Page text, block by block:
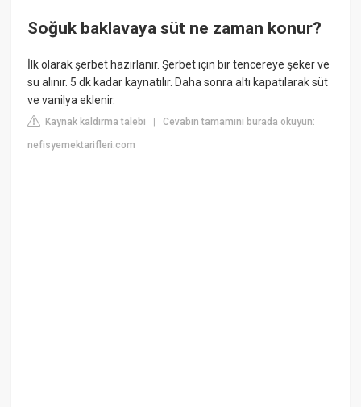
Soğuk baklavaya süt ne zaman konur?
İlk olarak şerbet hazırlanır. Şerbet için bir tencereye şeker ve
su alınır. 5 dk kadar kaynatılır. Daha sonra altı kapatılarak süt
ve vanilya eklenir.
Kaynak kaldırma talebi |Cevabın tamamını burada okuyun:
nefisyemektarifleri.com